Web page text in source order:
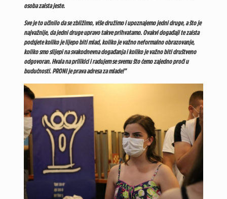
osoba zaista jeste.
Sve je to učinilo da se zbližimo, više družimo i upoznajemo jedni druge, a što je
najvažnije, da jedni druge upravo takve prihvatamo. Ovakvi događaji te zaista
podsjete koliko je lijepo biti mlad, koliko je važno neformalno obrazovanje,
koliko smo slijepi na svakodnevna događanja i koliko je važno biti društveno
odgovoran. Hvala na prilikici i radujem se svemu što ćemo zajedno proći u
budućnosti. PRONI je prava adresa za mlade!”